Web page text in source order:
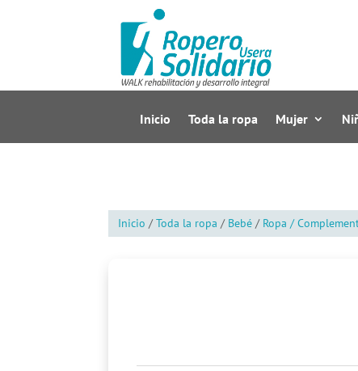
Inicio Toda la ropa Mujer
Inicio /Toda la ropa / Bebé / Ropa /